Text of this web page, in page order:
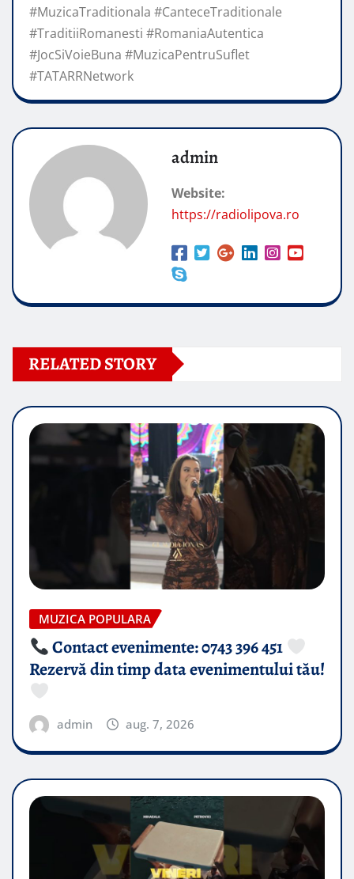
#MuzicaTraditionala #CanteceTraditionale
#TraditiiRomanesti #RomaniaAutentica
#JocSiVoieBuna #MuzicaPentruSuflet
#TATARRNetwork
admin
Website:
https://radiolipova.ro
RELATED STORY
MUZICA POPULARA
Contact evenimente: 0743 396 451
Rezervă din timp data evenimentului tău!
admin aug. 7, 2026